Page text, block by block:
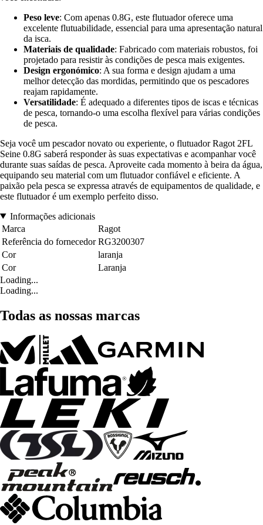
Peso leve: Com apenas 0.8G, este flutuador oferece uma
excelente flutuabilidade, essencial para uma apresentação natural
da isca.
Materiais de qualidade: Fabricado com materiais robustos, foi
projetado para resistir às condições de pesca mais exigentes.
Design ergonómico: A sua forma e design ajudam a uma
melhor detecção das mordidas, permitindo que os pescadores
reajam rapidamente.
Versatilidade: É adequado a diferentes tipos de iscas e técnicas
de pesca, tornando-o uma escolha flexível para várias condições
de pesca.
Seja você um pescador novato ou experiente, o flutuador Ragot 2FL
Seine 0.8G saberá responder às suas expectativas e acompanhar você
durante suas saídas de pesca. Aproveite cada momento à beira da água,
equipando seu material com um flutuador confiável e eficiente. A
paixão pela pesca se expressa através de equipamentos de qualidade, e
este flutuador é um exemplo perfeito disso.
Informações adicionais
Marca
Ragot
Referência do fornecedor RG3200307
Cor
laranja
Cor
Laranja
Loading...
Loading...
Todas as nossas marcas